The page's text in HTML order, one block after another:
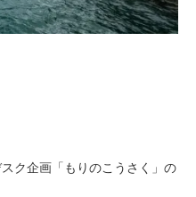
ク企画「もりのこうさく」の